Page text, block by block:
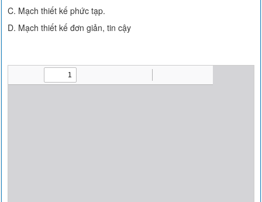
C. Mạch thiết kế phức tạp.
D. Mạch thiết kế đơn giản, tin cậy